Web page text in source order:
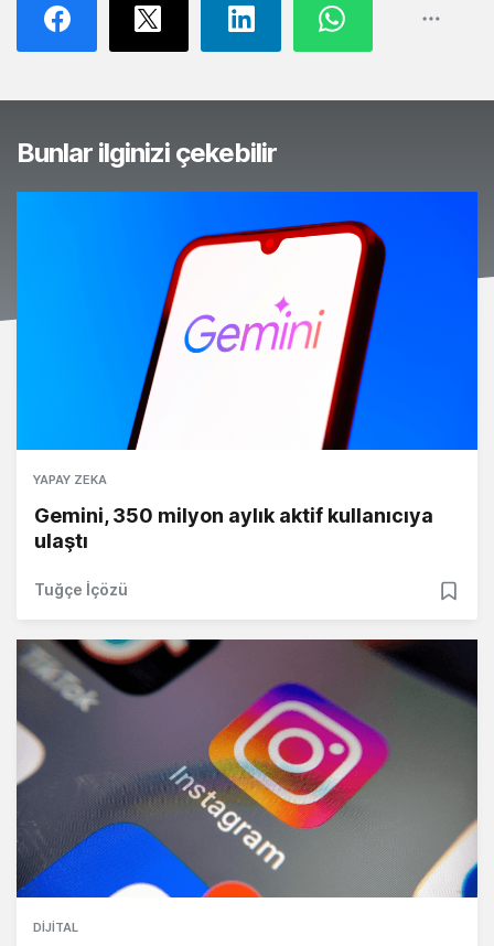
Bunlar ilginizi çekebilir
YAPAY ZEKA
Gemini, 350 milyon aylık aktif kullanıcıya
ulaştı
Tuğçe İçözü
DIJITAL